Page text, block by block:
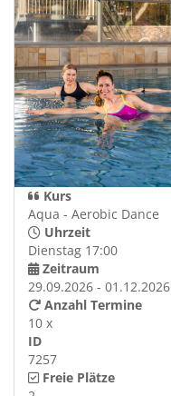
Kurs
Aqua - Aerobic Dance
Uhrzeit
Dienstag 17:00
Zeitraum
29.09.2026 - 01.12.2026
Anzahl Termine
10 x
ID
7257
Freie Plätze